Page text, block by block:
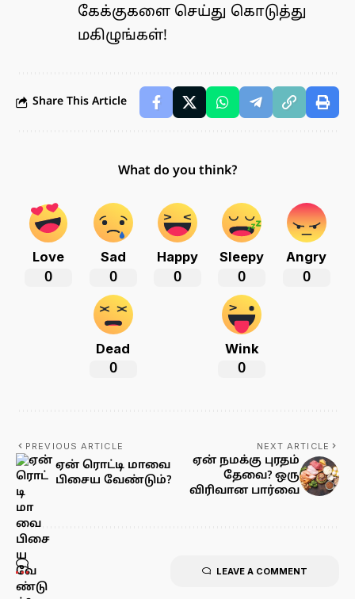
கேக்குகளை செய்து கொடுத்து
மகிழுங்கள்!
Share This Article
What do you think?
Love
0
Sad
0
Happy
0
Sleepy
0
Angry
0
Dead
0
Wink
0
PREVIOUS ARTICLE
ஏன் ரொட்டி மாவை
பிசைய வேண்டும்?
NEXT ARTICLE
ஏன் நமக்கு புரதம்
தேவை? ஒரு
விரிவான பார்வை
LEAVE A COMMENT